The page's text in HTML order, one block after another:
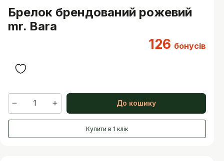
Брелок брендований рожевий
mr. Bara
126 бонусів
1 До кошику
Купити в 1 клік